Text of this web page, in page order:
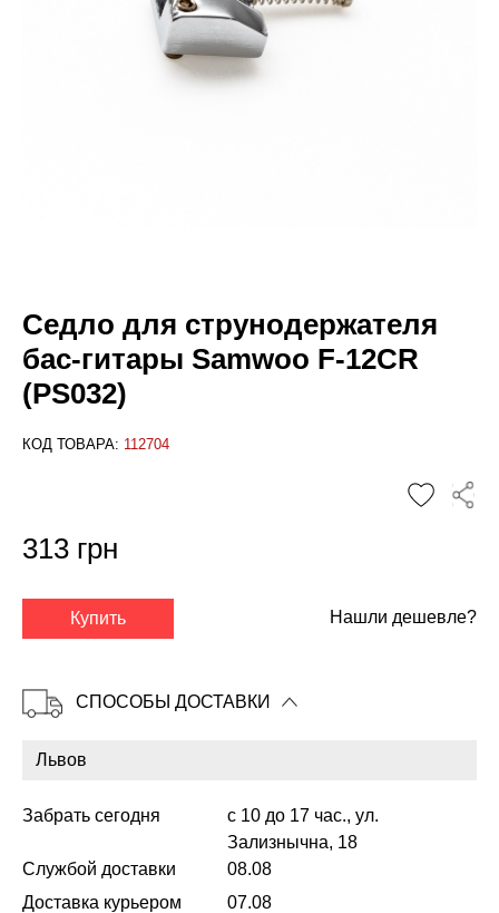
Седло для струнодержателя
бас-гитары Samwoo F-12CR
(PS032)
КОД ТОВАРА: 112704
Копировать
313 грн
Купить Нашли дешевле?
СПОСОБЫ ДОСТАВКИ
Забрать сегодня
с 10 до 17 час., ул.
Зализнычна, 18
Службой доставки
08.08
Доставка курьером
07.08